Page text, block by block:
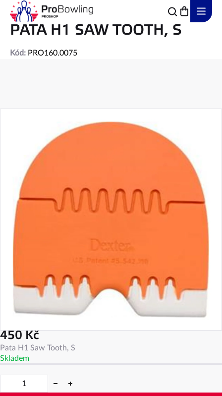
Přejít
obsah
PATA H1 SAW TOOTH, S
Kód: PRO160.0075
450 Kč
Měrná
cena:
Skladem
Pata H1 Saw Tooth, S